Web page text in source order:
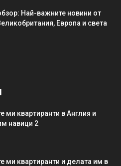
Най-важните новини от
Европа и света
ми квартиранти в Англия и
навици 2
ми квартиранти и делата им в